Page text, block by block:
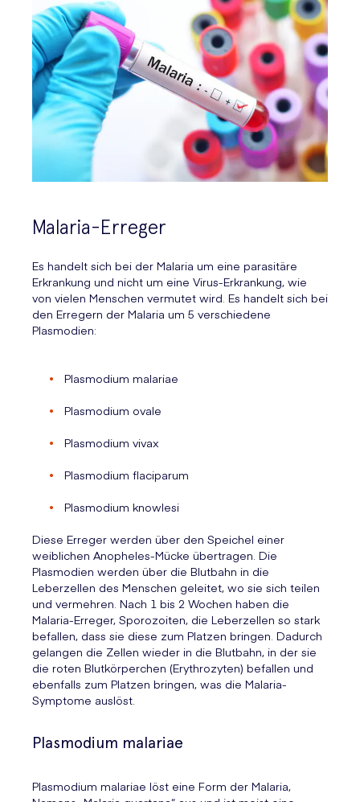
Malaria-Erreger
Es handelt sich bei der Malaria um eine parasitäre
Erkrankung und nicht um eine Virus-Erkrankung, wie
von vielen Menschen vermutet wird. Es handelt sich bei
den Erregern der Malaria um 5 verschiedene
Plasmodien:
Plasmodium malariae
Plasmodium ovale
Plasmodium vivax
Plasmodium flaciparum
Plasmodium knowlesi
Diese Erreger werden über den Speichel einer
weiblichen Anopheles-Mücke übertragen. Die
Plasmodien werden über die Blutbahn in die
Leberzellen des Menschen geleitet, wo sie sich teilen
und vermehren. Nach 1 bis 2 Wochen haben die
Malaria-Erreger, Sporozoiten, die Leberzellen so stark
befallen, dass sie diese zum Platzen bringen. Dadurch
gelangen die Zellen wieder in die Blutbahn, in der sie
die roten Blutkörperchen (Erythrozyten) befallen und
ebenfalls zum Platzen bringen, was die Malaria-
Symptome auslöst.
Plasmodium malariae
Plasmodium malariae löst eine Form der Malaria,